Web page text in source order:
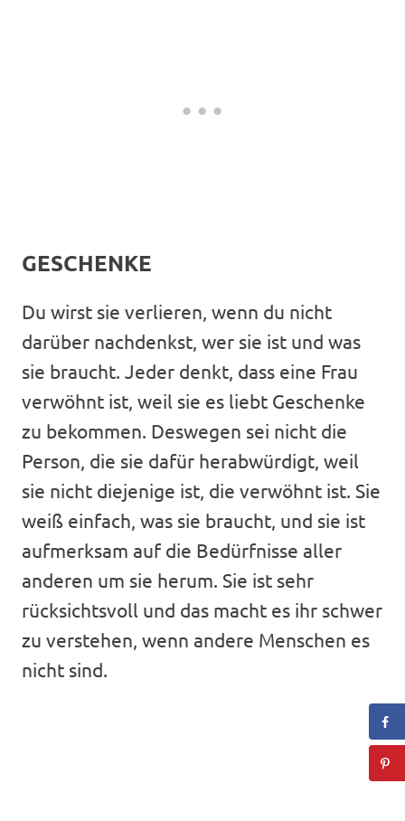
GESCHENKE
Du wirst sie verlieren, wenn du nicht
darüber nachdenkst, wer sie ist und was
sie braucht. Jeder denkt, dass eine Frau
verwöhnt ist, weil sie es liebt Geschenke
zu bekommen. Deswegen sei nicht die
Person, die sie dafür herabwürdigt, weil
sie nicht diejenige ist, die verwöhnt ist. Sie
weiß einfach, was sie braucht, und sie ist
aufmerksam auf die Bedürfnisse aller
anderen um sie herum. Sie ist sehr
rücksichtsvoll und das macht es ihr schwer
zu verstehen, wenn andere Menschen es
nicht sind.